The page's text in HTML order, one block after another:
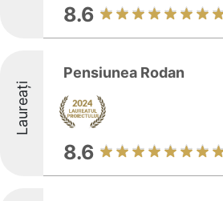
8.6
Laureați
Pensiunea Rodan
8.6